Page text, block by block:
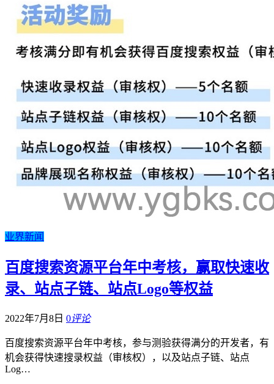
业界新闻
百度搜索资源平台年中考核，赢取快速收
录、站点子链、站点Logo等权益
2022年7月8日 0评论
百度搜索资源平台年中考核，参与测验获得满分的开发者，有
机会获得快速搜录权益（审核权），以及站点子链、站点
Log…